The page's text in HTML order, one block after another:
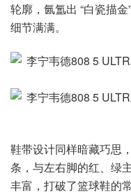
轮廓，氤氲出 “白瓷描
细节满满。
鞋带设计同样暗藏巧思
条，与左右脚的红、绿
丰富，打破了篮球鞋的